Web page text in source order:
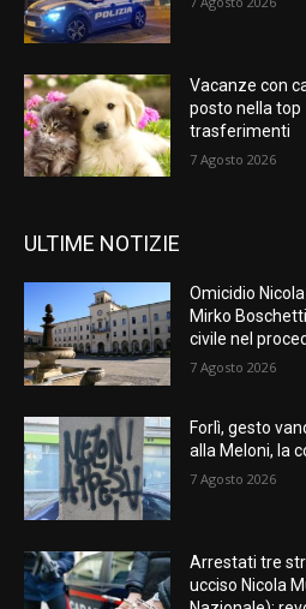
Vacanze con
posto nella top
trasferimenti
7 Agosto 2026
ULTIME NOTIZIE
Omicidio
Mirko
civile nel
7 Agosto 2026
Forlì, gesto
alla Meloni, la
7 Agosto 2026
Arrestati tre
ucciso Nicola